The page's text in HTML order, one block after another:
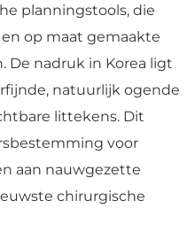
planningstools, die
op maat gemaakte
De nadruk in Korea ligt
natuurlijk ogende
littekens. Dit
voor
aan nauwgezette
chirurgische